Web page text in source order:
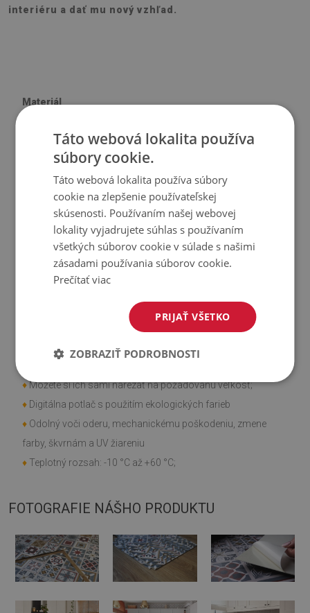
interiéru a dať mu nový vzhľad.
Materiál
Vinyl vystužený PES sieťovinou s lepidlom
Veľkosť panelu: 100x50 cm
Hrúbka obkladu (dlažby): 1,6 mm
Použitie
Interiéry izieb;
Steny, podlahy, stropy;
Môže sa lepiť na panely, obklady, kov alebo farbu.
♦Môžete si ich sami narezať na požadovanú veľkosť;
♦ Digitálna potlač s použitím ekologických farieb
♦ Odolný voči oderu, mechanickému poškodeniu, zmene
farby, škvrnám a UV žiareniu
♦ Teplotný rozsah: -10 °C až +60 °C;
FOTOGRAFIE NÁŠHO PRODUKTU
Táto webová lokalita používa
súbory cookie.
Táto webová lokalita používa súbory
cookie na zlepšenie používateľskej
skúsenosti. Používaním našej webovej
lokality vyjadrujete súhlas s používaním
všetkých súborov cookie v súlade s našimi
zásadami používania súborov cookie.
Prečítať viac
PRIJAŤ VŠETKO
ZOBRAZIŤ PODROBNOSTI